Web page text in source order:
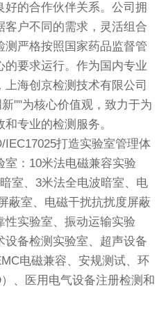
的合作伙伴关系。公司拥
户不同的需求，灵活组合
测 严格按照国家药品监督管
要求运行。作为国内专业
上海创京检测技术有限公司
""为核心价值观，致力于为
专业的检测服务。
IEC17025打造实验室管理体
室：10米法电磁兼容实验
室、3米法全电波暗室、电
蔽室、电磁干扰抗扰度屏蔽
性实验室、振动运输实验
备检测实验室、超声设备
电磁兼容、安规测试、环
、医用电气设备注册检测和